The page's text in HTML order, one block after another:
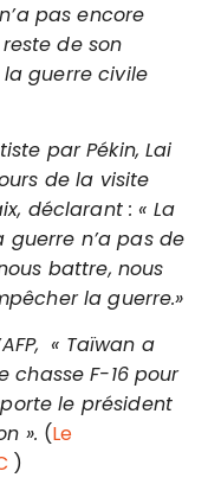
pas encore
de son
guerre civile
par Pékin, Lai
de la visite
déclarant : « La
guerre n’a pas de
battre, nous
la guerre.»
« Taïwan a
chasse F-16 pour
le président
». (Le
)